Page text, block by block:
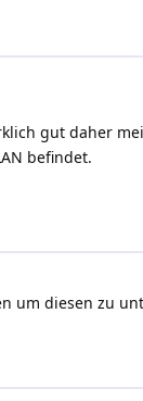
gut daher
befindet.
um diesen zu